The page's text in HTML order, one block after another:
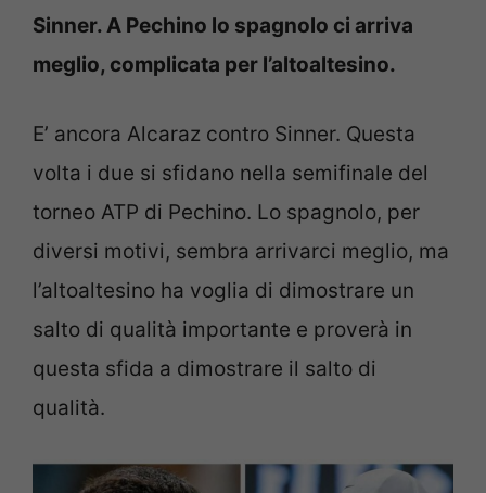
Sinner. A Pechino lo spagnolo ci arriva
meglio, complicata per l’altoaltesino.
E’ ancora Alcaraz contro Sinner. Questa
volta i due si sfidano nella semifinale del
torneo ATP di Pechino. Lo spagnolo, per
diversi motivi, sembra arrivarci meglio, ma
l’altoaltesino ha voglia di dimostrare un
salto di qualità importante e proverà in
questa sfida a dimostrare il salto di
qualità.